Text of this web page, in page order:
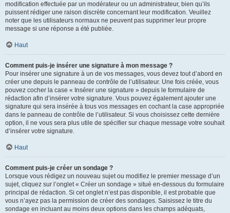
modification effectuée par un modérateur ou un administrateur, bien qu’ils
puissent rédiger une raison discrète concernant leur modification. Veuillez
noter que les utilisateurs normaux ne peuvent pas supprimer leur propre
message si une réponse a été publiée.
Haut
Comment puis-je insérer une signature à mon message ?
Pour insérer une signature à un de vos messages, vous devez tout d’abord en
créer une depuis le panneau de contrôle de l’utilisateur. Une fois créée, vous
pouvez cocher la case « Insérer une signature » depuis le formulaire de
rédaction afin d’insérer votre signature. Vous pouvez également ajouter une
signature qui sera insérée à tous vos messages en cochant la case appropriée
dans le panneau de contrôle de l’utilisateur. Si vous choisissez cette dernière
option, il ne vous sera plus utile de spécifier sur chaque message votre souhait
d’insérer votre signature.
Haut
Comment puis-je créer un sondage ?
Lorsque vous rédigez un nouveau sujet ou modifiez le premier message d’un
sujet, cliquez sur l’onglet « Créer un sondage » situé en-dessous du formulaire
principal de rédaction. Si cet onglet n’est pas disponible, il est probable que
vous n’ayez pas la permission de créer des sondages. Saisissez le titre du
sondage en incluant au moins deux options dans les champs adéquats,